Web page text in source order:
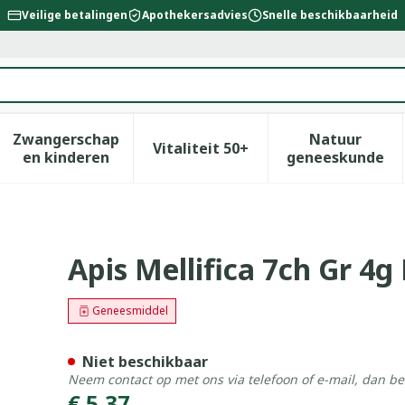
Veilige betalingen Apothekersadvies Snelle beschikbaarheid
verzorging en hygiëne categorie
voor Dieet, voeding en vitamines categorie
Zwangerschap
en kinderenToon submenu voor Zwangerschap en
Vitaliteit 50+Toon submenu voor
Natuur
geneeskunde
Toon
Apis Mellifica 7ch Gr 4g
Geneesmiddel
Niet beschikbaar
Neem contact op met ons via telefoon of e-mail, dan